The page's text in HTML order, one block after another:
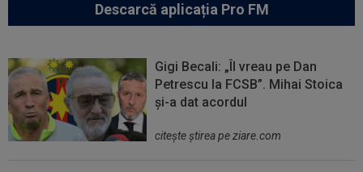
Descarcă aplicația Pro FM
Gigi Becali: „Îl vreau pe Dan
Petrescu la FCSB”. Mihai Stoica
și-a dat acordul
citeşte ştirea pe ziare.com